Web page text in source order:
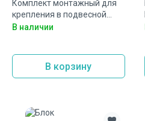
Комплект монтажный для
крепления в подвесной
потолок Болид МК-2
В наличии
В корзину